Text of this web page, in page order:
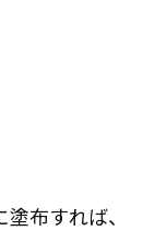
布すれば、